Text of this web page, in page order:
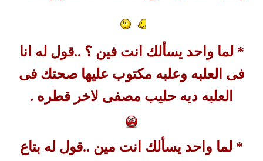
* لما واحد يسألك انت فين ؟ ..قول له انا
فى العلبه وعلبه مكتوب عليها صحتك فى
العلبه ديه حليب مصفى لاخر قطره .
* لما واحد يسألك انت مين ..قول له بتاع